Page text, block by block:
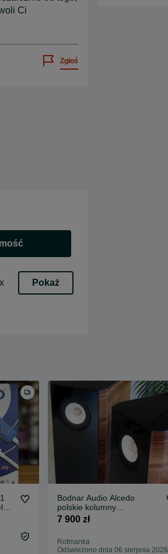
Ci
Zgłoś
Pokaż
Bodnar Audio Alcedo
polskie kolumny
szerokopasmowe nowe
7 900 zł
Rotmanka
Odświeżono dnia 06 sierpnia 2026